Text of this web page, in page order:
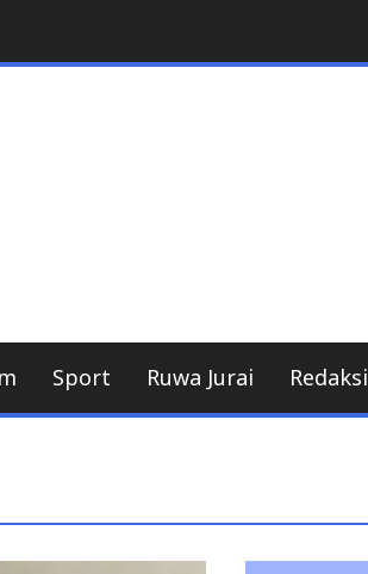
Sport Ruwa Jurai Redaksi